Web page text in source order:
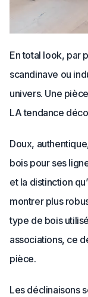
En total look, par
scandinave ou
univers. Une
LA tendance
Doux,
bois pour ses
et la distinction
montrer plus
type de bois
associations, ce
pièce.
Les déclinaisons